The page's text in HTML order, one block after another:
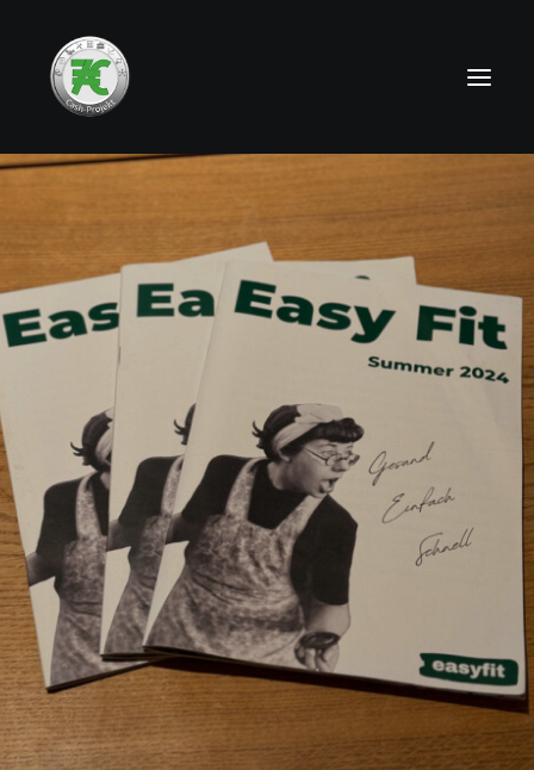
HOME
NEWS